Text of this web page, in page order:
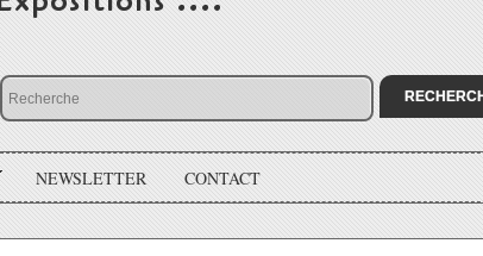
NEWSLETTER CONTACT